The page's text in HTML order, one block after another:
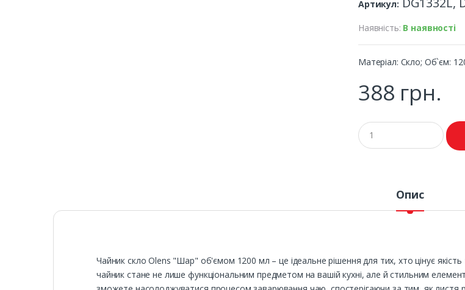
Артикул:
Наявність: В наявності
Матеріал: Скло; Об`єм:
388 грн.
Опис
Чайник скло Olens "Шар" об'ємом 1200 мл – це ідеальне рішення для тих, хто цінує
чайник стане не лише функціональним предметом на вашій кухні, але й стильним